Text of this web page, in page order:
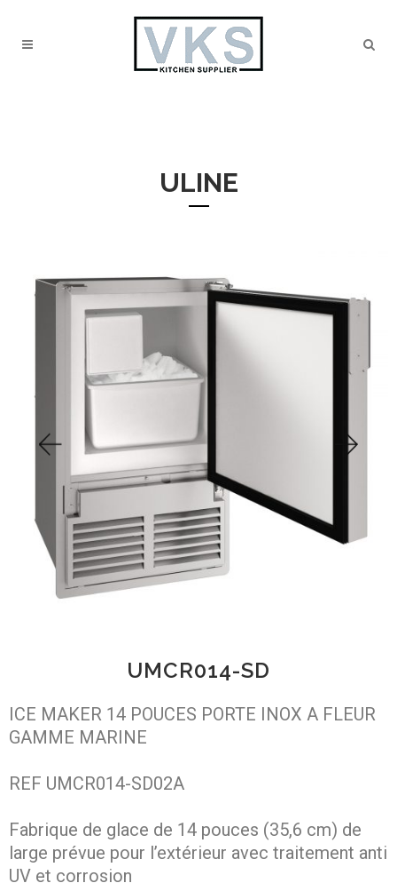
ULINE
UMCR014-SD
ICE MAKER 14 POUCES PORTE INOX A FLEUR
GAMME MARINE
REF UMCR014-SD02A
Fabrique de glace de 14 pouces (35,6 cm) de
large prévue pour l’extérieur avec traitement anti
UV et corrosion